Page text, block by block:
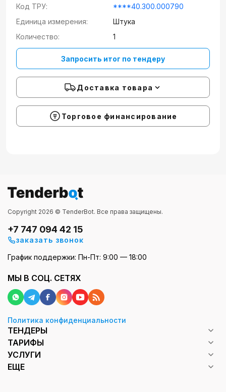
Код ТРУ:
****40.300.000790
Единица измерения:
Штука
Количество:
1
Запросить итог по тендеру
Доставка товара
Торговое финансирование
Copyright 2026 © TenderBot. Все права защищены.
+7 747 094 42 15
заказать звонок
График поддержки: Пн-Пт: 9:00 — 18:00
МЫ В СОЦ. СЕТЯХ
Политика конфиденциальности
ТЕНДЕРЫ
ТАРИФЫ
УСЛУГИ
ЕЩЕ